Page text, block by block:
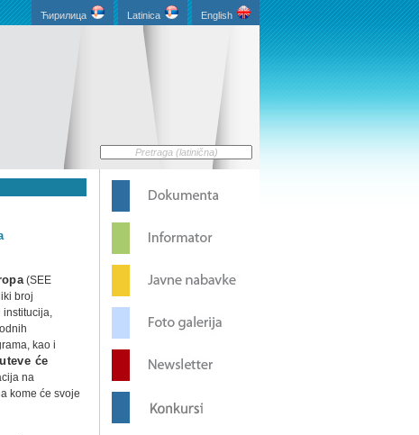
English
Latinica
Ћирилица
(SEE
broj
institucija,
kao i
će
na
kome će svoje